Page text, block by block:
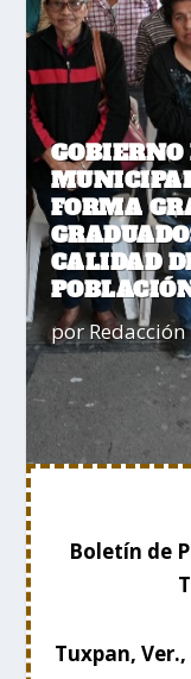
FORMA
CALIDAD
porRedacción
Boletín de
Tuxpan,